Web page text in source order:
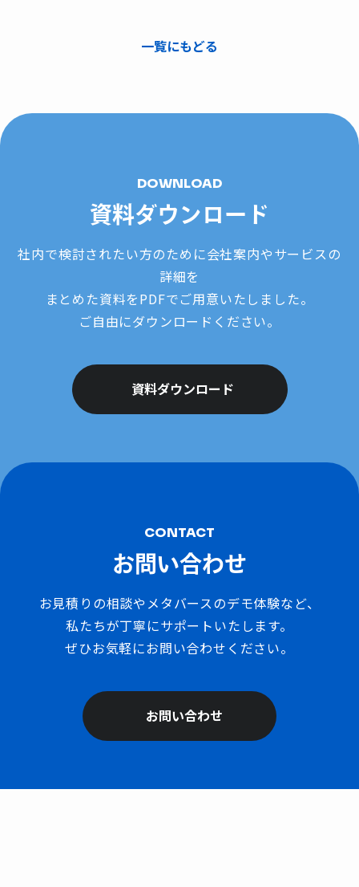
一覧にもどる
DOWNLOAD
資料ダウンロード
社内で検討されたい方のために会社案内やサービスの
詳細を
まとめた資料をPDFでご用意いたしました。
ご自由にダウンロードください。
資料ダウンロード
CONTACT
お問い合わせ
お見積りの相談やメタバースのデモ体験など、
私たちが丁寧にサポートいたします。
ぜひお気軽にお問い合わせください。
お問い合わせ